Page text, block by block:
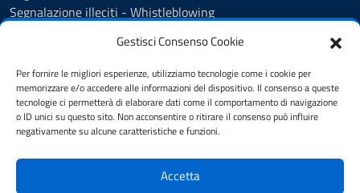
Gestisci Consenso Cookie
Per fornire le migliori esperienze, utilizziamo tecnologie come i cookie per
memorizzare e/o accedere alle informazioni del dispositivo. Il consenso a queste
tecnologie ci permetterà di elaborare dati come il comportamento di navigazione
o ID unici su questo sito. Non acconsentire o ritirare il consenso può influire
negativamente su alcune caratteristiche e funzioni.
Accetta
Segnalazione illeciti - Whistleblowing
Informativa privacy
Cookie policy
Dichiarazione di accessibilità
Note legali